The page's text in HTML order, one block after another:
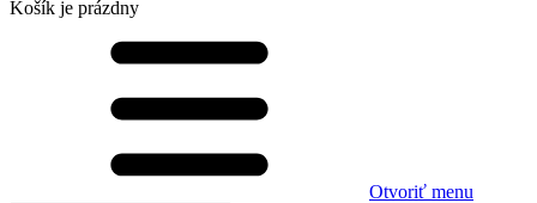
Košík je prázdny
Otvoriť menu